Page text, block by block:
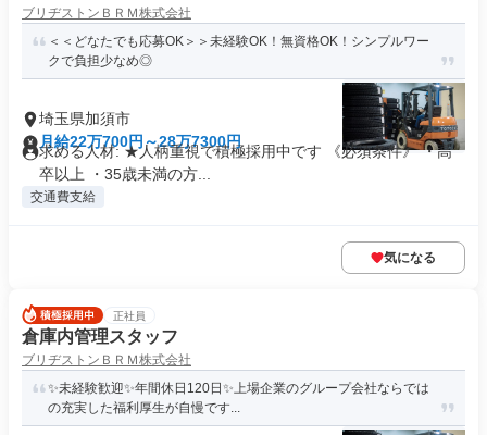
ブリヂストンＢＲＭ株式会社
＜＜どなたでも応募OK＞＞未経験OK！無資格OK！シンプルワー
クで負担少なめ◎
埼玉県加須市
月給22万700円～28万7300円
求める人材: ★人柄重視で積極採用中です 《必須条件》 ・高
卒以上 ・35歳未満の方...
交通費支給
気になる
正社員
倉庫内管理スタッフ
ブリヂストンＢＲＭ株式会社
✨未経験歓迎✨年間休日120日✨上場企業のグループ会社ならでは
の充実した福利厚生が自慢です...